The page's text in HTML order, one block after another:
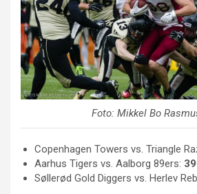
Foto: Mikkel Bo
Copenhagen Towers vs. Triangle
Aarhus Tigers vs. Aalborg 89ers:
Søllerød Gold Diggers vs. Herlev